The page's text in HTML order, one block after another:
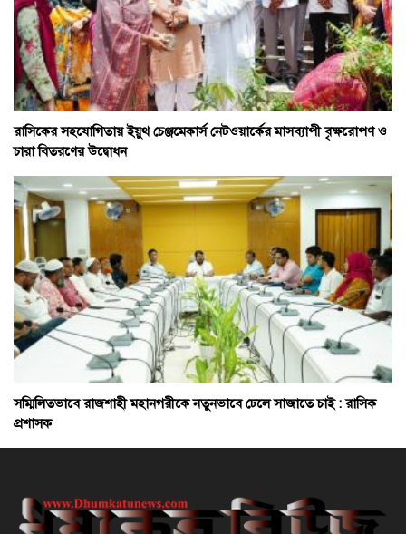
রাসিকের সহযোগিতায় ইয়ুথ চেঞ্জমেকার্স নেটওয়ার্কের মাসব্যাপী বৃক্ষরোপণ ও
চারা বিতরণের উদ্বোধন
সম্মিলিতভাবে রাজশাহী মহানগরীকে নতুনভাবে ঢেলে সাজাতে চাই : রাসিক
প্রশাসক